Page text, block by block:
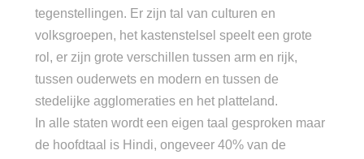
tegenstellingen. Er zijn tal van culturen en
volksgroepen, het kastenstelsel speelt een grote
rol, er zijn grote verschillen tussen arm en rijk,
tussen ouderwets en modern en tussen de
stedelijke agglomeraties en het platteland.
In alle staten wordt een eigen taal gesproken maar
de hoofdtaal is Hindi, ongeveer 40% van de